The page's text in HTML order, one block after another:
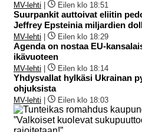
MV-lehti Eilen klo 18:51
Suurpankit auttoivat eliitin
Jeffrey Epsteinia miljardien
MV-lehti Eilen klo 18:29
Agenda on nostaa EU-
ikävuoteen
MV-lehti Eilen klo 18:14
Yhdysvallat hylkäsi Ukrainan
ohjuksista
MV-lehti Eilen klo 18:03